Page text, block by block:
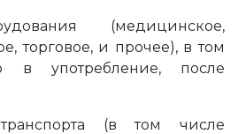
(медицинское,
торговое, и прочее), в том
в употребление, после
(в том числе